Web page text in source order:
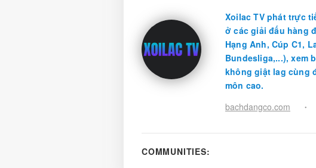
Xoilac TV phát trực
ở các giải đấu hàng
Hạng Anh, Cúp C1,
Bundesliga,...), xem
không giật lag cùng
môn cao.
bachdangco.com
•
COMMUNITIES: